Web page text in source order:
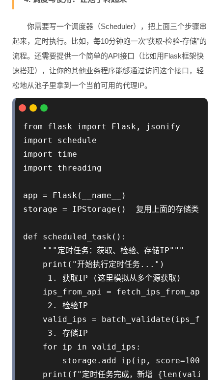
你需要写一个调度器（Scheduler），把上面三个步骤串
起来，定时执行。比如，每10分钟跑一次“获取-检验-存储”的
流程。还需要提供一个简单的API接口（比如用Flask框架快
速搭建），让你的其他业务程序能够通过访问这个接口，轻
松地从池子里拿到一个当前可用的代理IP。
from flask import Flask, jsonify
import schedule
import time
import threading
app = Flask(__name__)
storage = IPStorage()  复用上面的存储类
def scheduled_task():
    """定时任务：获取、检验、存储IP"""
    print("开始执行定时任务...")
     1. 获取IP (这里模拟从多个源获取)
ips_from_api =
     2. 检验IP
valid_ips =
     3. 存储IP
    for ip in valid_ips:
storage.add_ip(ip, score=100,
print(f"定时任务完成，新增